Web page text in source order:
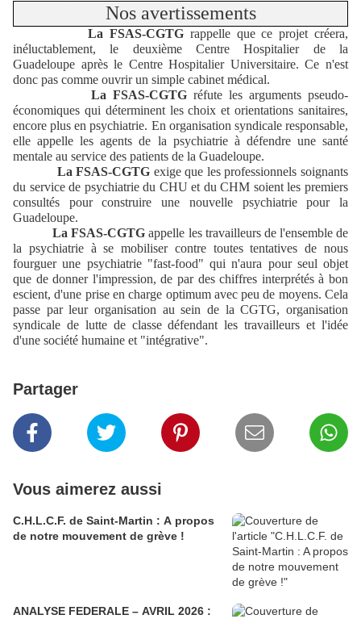
Nos avertissements
La FSAS-CGTG rappelle que ce projet créera,
inéluctablement, le deuxième Centre Hospitalier de la
Guadeloupe après le Centre Hospitalier Universitaire. Ce n'est
donc pas comme ouvrir un simple cabinet médical.
La FSAS-CGTGréfute les arguments pseudo-
économiques qui déterminent les choix et orientations sanitaires,
encore plus en psychiatrie. En organisation syndicale responsable,
elle appelle les agents de la psychiatrie à défendre une santé
mentale au service des patients de la Guadeloupe.
La FSAS-CGTG exige que les professionnels soignants
du service de psychiatrie du CHU et du CHM soient les premiers
consultés pour construire une nouvelle psychiatrie pour la
Guadeloupe.
La FSAS-CGTG appelle les travailleurs de l'ensemble de
la psychiatrie à se mobiliser contre toutes tentatives de nous
fourguer une psychiatrie "fast-food" qui n'aura pour seul objet
que de donner l'impression, de par des chiffres interprétés à bon
escient, d'une prise en charge optimum avec peu de moyens. Cela
passe par leur organisation au sein de la CGTG, organisation
syndicale de lutte de classe défendant les travailleurs et l'idée
d'une société humaine et "intégrative".
Partager
Vous aimerez aussi
C.H.L.C.F. de Saint-Martin : A propos
de notre mouvement de grève !
ANALYSE FEDERALE – AVRIL 2026 :